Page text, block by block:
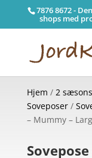
7876 8672 -
shops med
Hjem / 2
Soveposer/
– Mummy –